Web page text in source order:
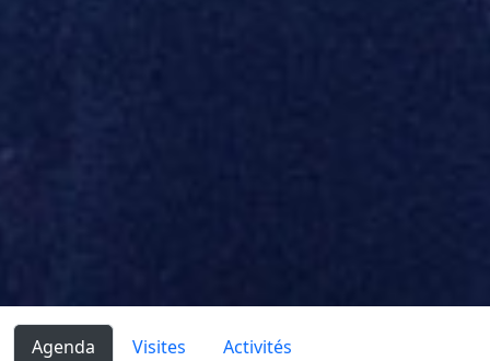
Agenda Visites Activités